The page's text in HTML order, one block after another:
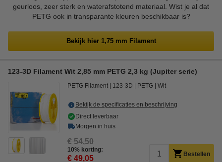
geurloos, zeer sterk en waterafstotend materiaal. Wist je al dat
PETG ook in transparante kleuren beschikbaar is?
Bekijk hier 1,75 mm Filament
123-3D Filament Wit 2,85 mm PETG 2,3 kg (Jupiter serie)
PETG Filament 123-3D PETG Wit
Bekijk de specificaties en beschrijving
Direct leverbaar
Morgen in huis
€ 54,50
10% korting:
€ 49,05 Bestellen